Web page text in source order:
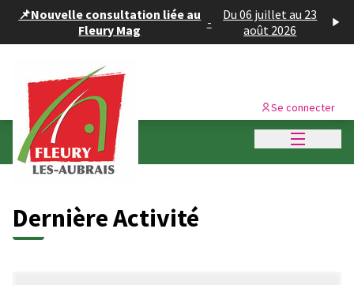
📌Nouvelle consultation liée au
Fleury Mag
-
Du 06 juillet au 23
août 2026
Menu
Se connecter
Dernières activités
Dernière Activité
Panneau de gestion des cookies